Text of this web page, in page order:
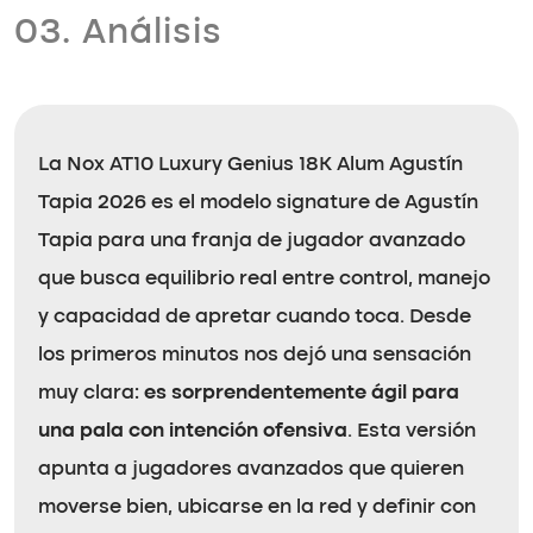
03. Análisis
La Nox AT10 Luxury Genius 18K Alum Agustín
Tapia 2026 es el modelo signature de Agustín
Tapia para una franja de jugador avanzado
que busca equilibrio real entre control, manejo
y capacidad de apretar cuando toca. Desde
los primeros minutos nos dejó una sensación
muy clara: es sorprendentemente ágil para
una pala con intención ofensiva. Esta versión
apunta a jugadores avanzados que quieren
moverse bien, ubicarse en la red y definir con